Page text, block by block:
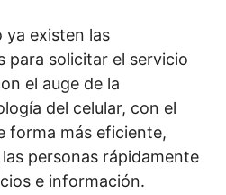
ya existen las
para solicitar el servicio
el auge de la
del celular, con el
forma más eficiente,
personas rápidamente
e información.